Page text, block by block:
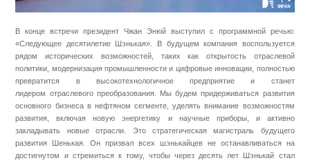
В конце встречи президент Чжан Энюй выступил с программной речью:
«Следующее десятилетие Шэнькая». В будущем компания воспользуется
рядом исторических возможностей, таких как открытость отраслевой
политики, модернизация промышленности и цифровые инновации, полностью
превратится в высокотехнологичное предприятие и станет
лидером отраслевого преобразования. Мы будем придерживаться развития
основного бизнеса в нефтяном сегменте, уделять внимание возможностям
развития, включая новую энергетику и научные приборы, и активно
закладывать новые отрасли. Это стратегическая магистраль будущего
развития Шенькая. Он призвал всех шэнькайцев не останавливаться на
достигнутом и стремиться к тому, чтобы через десять лет Шэнькай стал